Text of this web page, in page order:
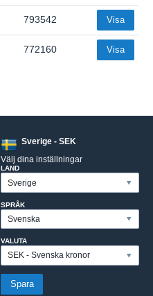
793542 Visa
772160 Visa
Sverige - SEK
Välj dina inställningar
LAND
SPRÅK
VALUTA